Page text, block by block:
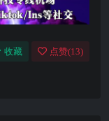
收藏 点赞(13)